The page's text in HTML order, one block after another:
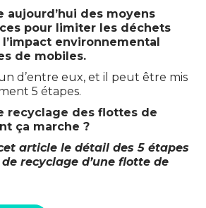
aujourd’hui des moyens
pour limiter les déchets
environnemental
de mobiles.
d’entre eux, et il peut être mis
5 étapes.
recyclage des flottes de
ça marche ?
article le détail des 5 étapes
recyclage d’une flotte de